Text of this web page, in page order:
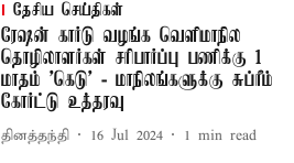
தேசிய செய்திகள்
ரேஷன் கார்டு வழங்க வெளிமாநில
தொழிலாளர்கள் சரிபார்ப்பு பணிக்கு 1
மாதம் 'கெடு' - மாநிலங்களுக்கு சுப்ரீம்
கோர்ட்டு உத்தரவு
தினத்தந்தி 16 Jul 2024 1 min read